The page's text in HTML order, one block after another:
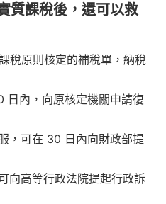
質課稅後，還可以救
稅原則核定的補稅單，納稅
日內，向原核定機關申請復
，可在 30 日內向財政部提
向高等行政法院提起行政訴